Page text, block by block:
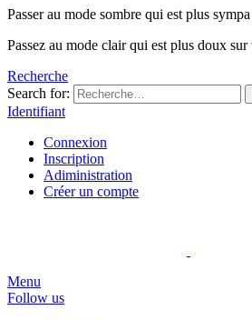
Passer au mode sombre qui est plus
Passez au mode clair qui est plus doux
Recherche
Search for:
Identifiant
Connexion
Inscription
Adiministration
Créer un compte
Menu
Follow us